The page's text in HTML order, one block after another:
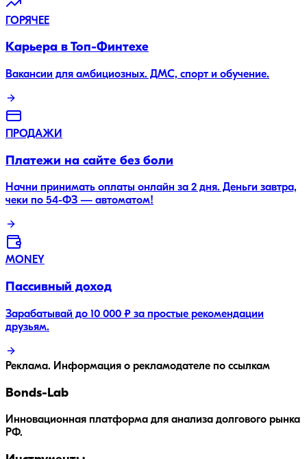
ГОРЯЧЕЕ
Карьера в Топ-Финтехе
Вакансии для амбициозных. ДМС, спорт и обучение.
ПРОДАЖИ
Платежи на сайте без боли
Начни принимать оплаты онлайн за 2 дня. Деньги завтра,
чеки по 54-ФЗ — автоматом!
MONEY
Пассивный доход
Зарабатывай до 10 000 ₽ за простые рекомендации
друзьям.
Реклама. Информация о рекламодателе по ссылкам
Bonds-Lab
Инновационная платформа для анализа долгового рынка
РФ.